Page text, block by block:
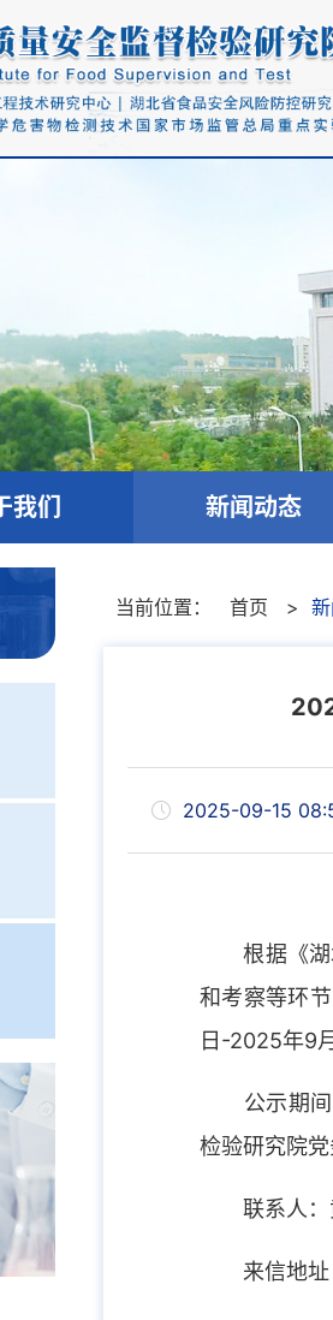
我们 新闻动态
当前位置： 首页 >
2025-09-15
根据《湖北
和考察等环
日-2025年9
公示期间，
检验研究院
联系人：
来信地址